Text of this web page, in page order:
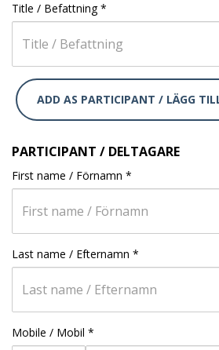
Title / Befattning*
ADD AS PARTICIPANT / LÄGG
PARTICIPANT / DELTAGARE
First name / Förnamn *
Last name / Efternamn *
Mobile / Mobil *